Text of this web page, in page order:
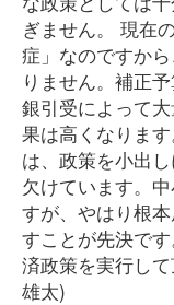
ぎません。 現在
症」なのですか
りません。補正
銀引受によって
果は高くなりま
は、政策を小出
欠けています。
すが、やはり根
すことが先決で
済政策を実行し
雄太)